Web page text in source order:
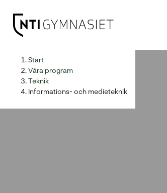
Huvudnavigation
Start
Våra program
Teknik
Informations- och medieteknik